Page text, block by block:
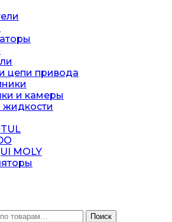
цепи привода
и камеры
жидкости
MOLY
Поиск